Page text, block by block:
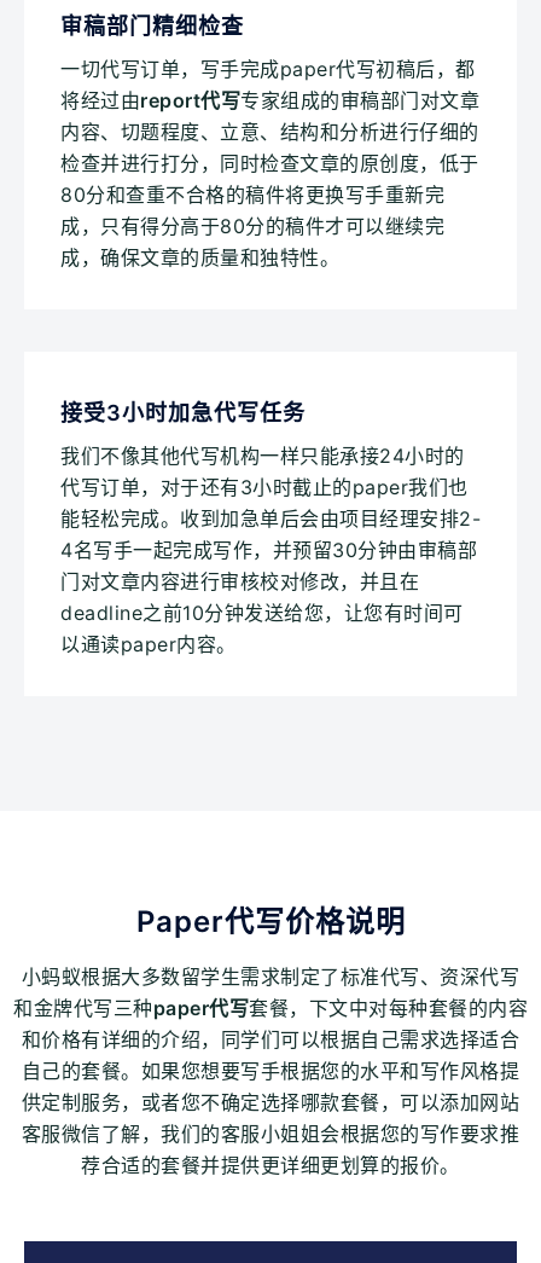
审稿部门精细检查
一切代写订单，写手完成paper代写初稿后，都
将经过由report代写专家组成的审稿部门对文章
内容、切题程度、立意、结构和分析进行仔细的
检查并进行打分，同时检查文章的原创度，低于
80分和查重不合格的稿件将更换写手重新完
成，只有得分高于80分的稿件才可以继续完
成，确保文章的质量和独特性。
接受3小时加急代写任务
我们不像其他代写机构一样只能承接24小时的
代写订单，对于还有3小时截止的paper我们也
能轻松完成。收到加急单后会由项目经理安排2-
4名写手一起完成写作，并预留30分钟由审稿部
门对文章内容进行审核校对修改，并且在
deadline之前10分钟发送给您，让您有时间可
以通读paper内容。
Paper代写价格说明
小蚂蚁根据大多数留学生需求制定了标准代写、资深代写
和金牌代写三种paper代写套餐，下文中对每种套餐的内容
和价格有详细的介绍，同学们可以根据自己需求选择适合
自己的套餐。如果您想要写手根据您的水平和写作风格提
供定制服务，或者您不确定选择哪款套餐，可以添加网站
客服微信了解，我们的客服小姐姐会根据您的写作要求推
荐合适的套餐并提供更详细更划算的报价。